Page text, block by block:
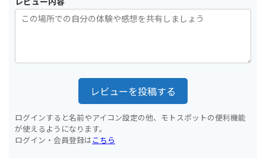
レビューを投稿する
ログインすると名前やアイコン設定の他、モトスポットの便利機能
が使えるようになります。
ログイン・会員登録はこちら